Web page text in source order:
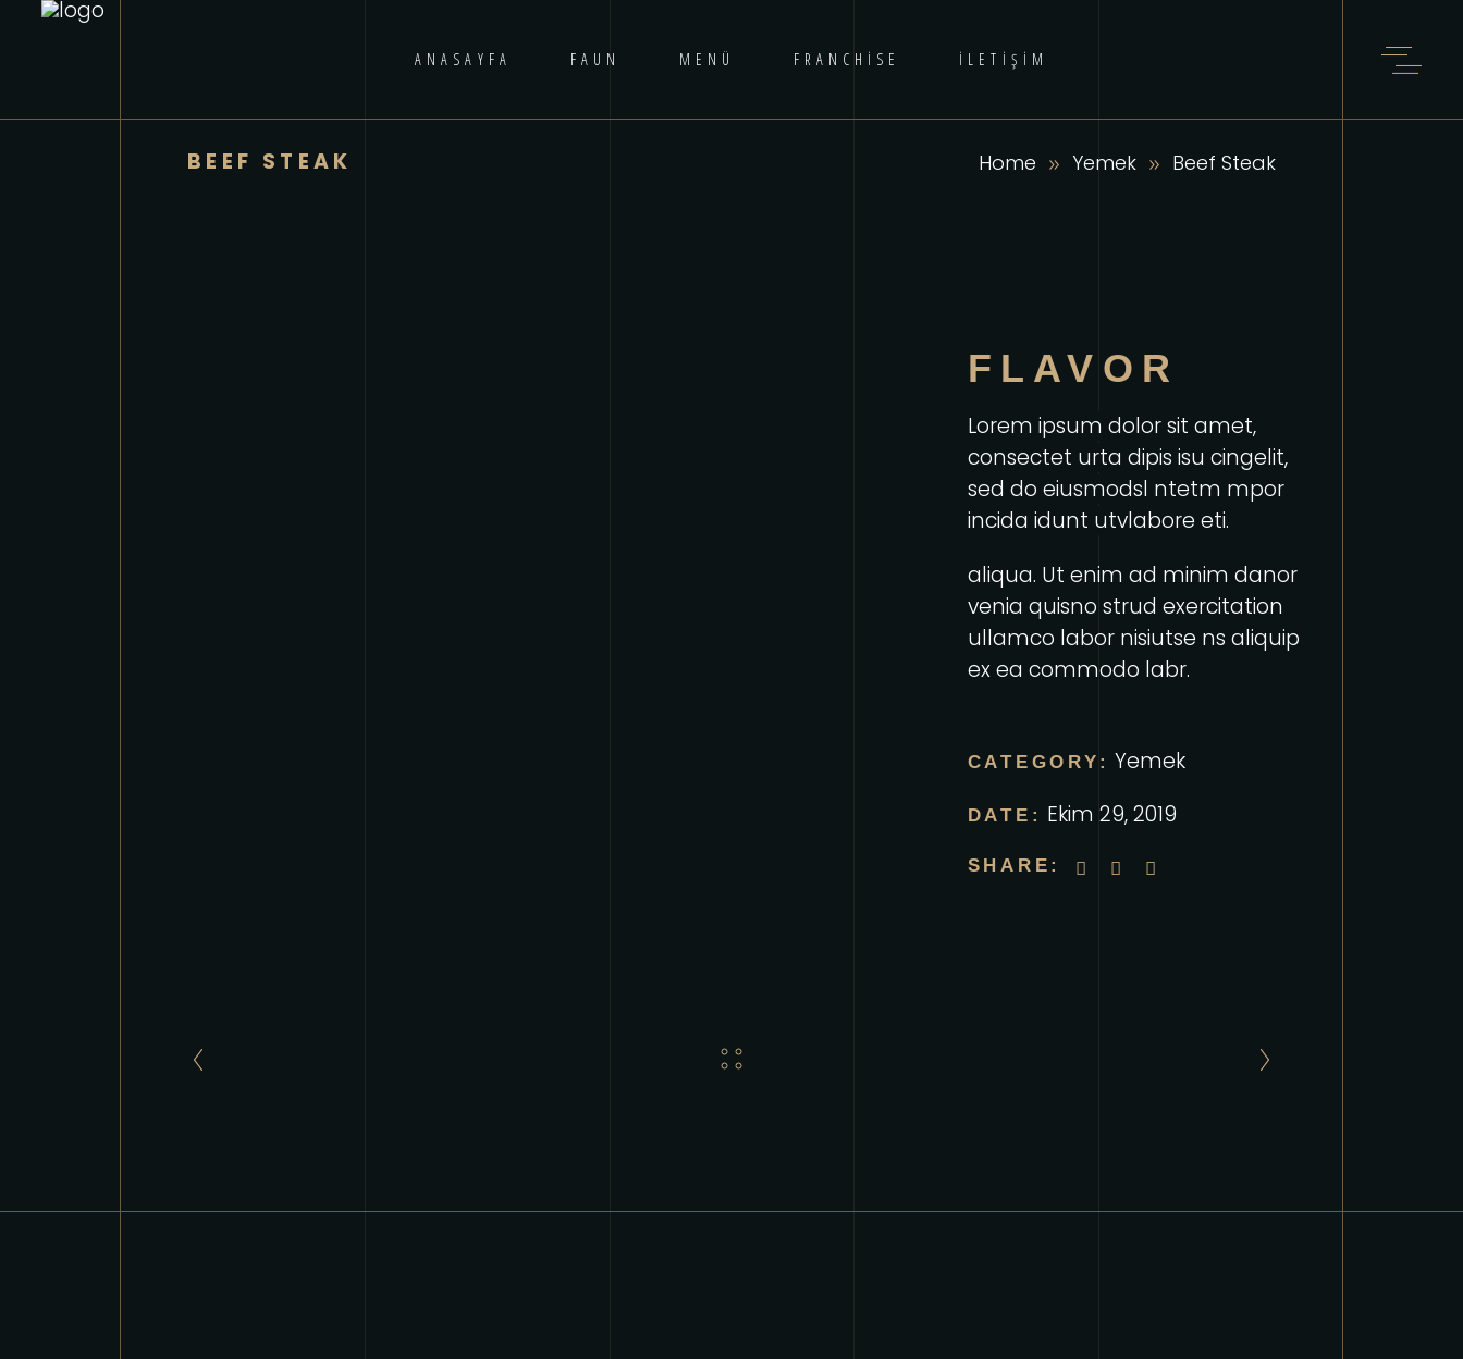
ANASAYFA FAUN MENÜ FRANCHISE İLETIŞIM
BEEF STEAK Home Yemek Beef Steak
FLAVOR
Lorem ipsum dolor sit amet,
consectet urta dipis isu cingelit,
sed do eiusmodsl ntetm mpor
incida idunt utvlabore eti.
aliqua. Ut enim ad minim danor
venia quisno strud exercitation
ullamco labor nisiutse ns aliquip
ex ea commodo labr.
CATEGORY: Yemek
DATE: Ekim 29, 2019
SHARE: